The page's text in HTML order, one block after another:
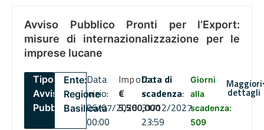
Avviso Pubblico Pronti per l’Export:
misure di internazionalizzazione per le
imprese lucane
Tipo:
Avviso
Pubblico
Ente:
Regione
Basilicata
Data
inizio:
06/07/2026
00:00
Importo
€
5,500,000
Data di
scadenza:
31/12/2027
23:59
Giorni
alla
scadenza:
509
Maggiori
dettagli